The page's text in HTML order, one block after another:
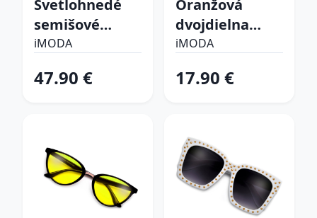
Svetlohnedé
semišové
vysoké čižmy
iMODA
47.90 €
Oranžová
dvojdielna
bavlnená
iMODA
17.90 €